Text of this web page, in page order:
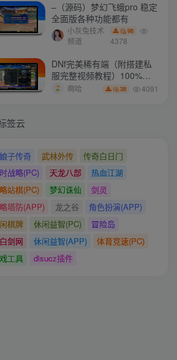
–（源码）梦幻飞蛾pro 稳定
全面版各种功能都有
小灰兔技术
频道
98
4378
DNf完美稀有端（附搭建私
服完整视频教程）100%可
搭建(附完美端升级补丁)
啊哈 38 4091
签云
子传奇 武林外传
传奇白日门
战略(PC)
天龙八部
热血江湖
站棋(PC)
梦幻诛仙
剑灵
塔防(APP)
龙之谷
角色扮演(APP)
棋牌
休闲益智(PC)
冒险岛
剑网
休闲益智(APP)
体育竞速(PC)
工具
disucz插件